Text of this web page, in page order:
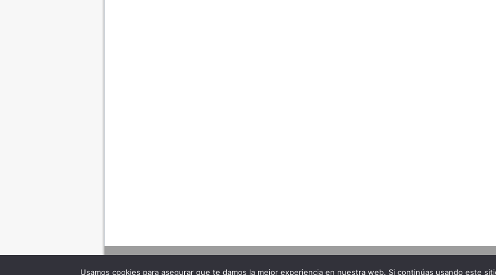
Usamos cookies para asegurar que te damos la mejor experiencia en nuestra web. Si continúas usando este